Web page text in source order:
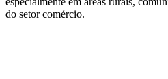
do setor comércio.